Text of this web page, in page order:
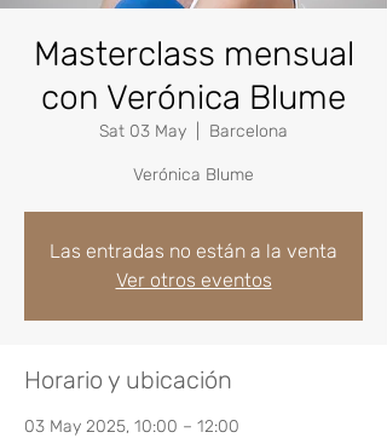
Masterclass mensual
con Verónica Blume
Sat 03 May Barcelona
Verónica Blume
Las entradas no están a la venta
Ver otros eventos
Horario y ubicación
03 May 2025, 10:00 – 12:00